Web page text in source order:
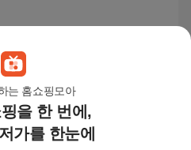
는 홈쇼핑모아
을 한 번에,
가를 한눈에
반지
기3